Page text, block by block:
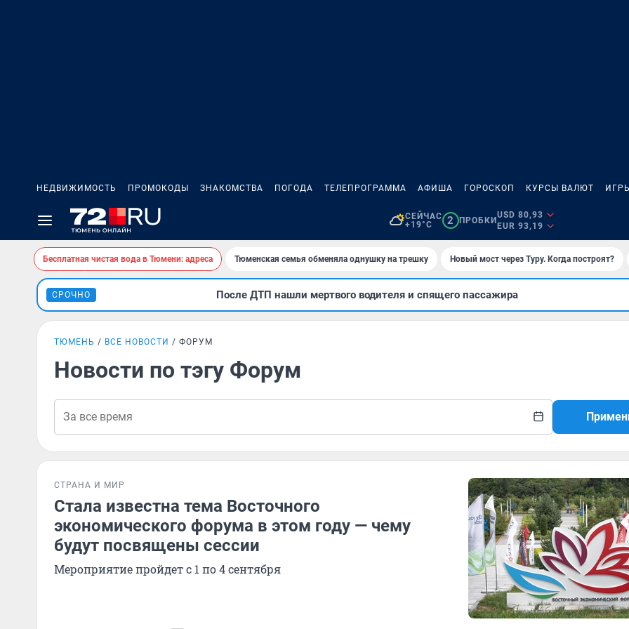
НЕДВИЖИМОСТЬ ПРОМОКОДЫ ЗНАКОМСТВА ПОГОДА ТЕЛЕПРОГРАММА АФИША ГОРОСКОП КУРСЫ ВАЛЮТ
СЕЙЧАС
+19°C
2 ПРОБКИ
USD 80,93
EUR 93,19
Бесплатная чистая вода в Тюмени: адреса Тюменская семья обменяла однушку на трешку Новый мост через Туру. Когда построят?
СРОЧНО После ДТП нашли мертвого водителя и спящего пассажира
ТЮМЕНЬ ВСЕ НОВОСТИ ФОРУМ
Новости по тэгу Форум
СТРАНА И МИР
Стала известна тема Восточного
экономического форума в этом году — чему
будут посвящены сессии
Мероприятие пройдет с 1 по 4 сентября